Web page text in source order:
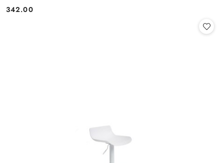
Cena:
342.00